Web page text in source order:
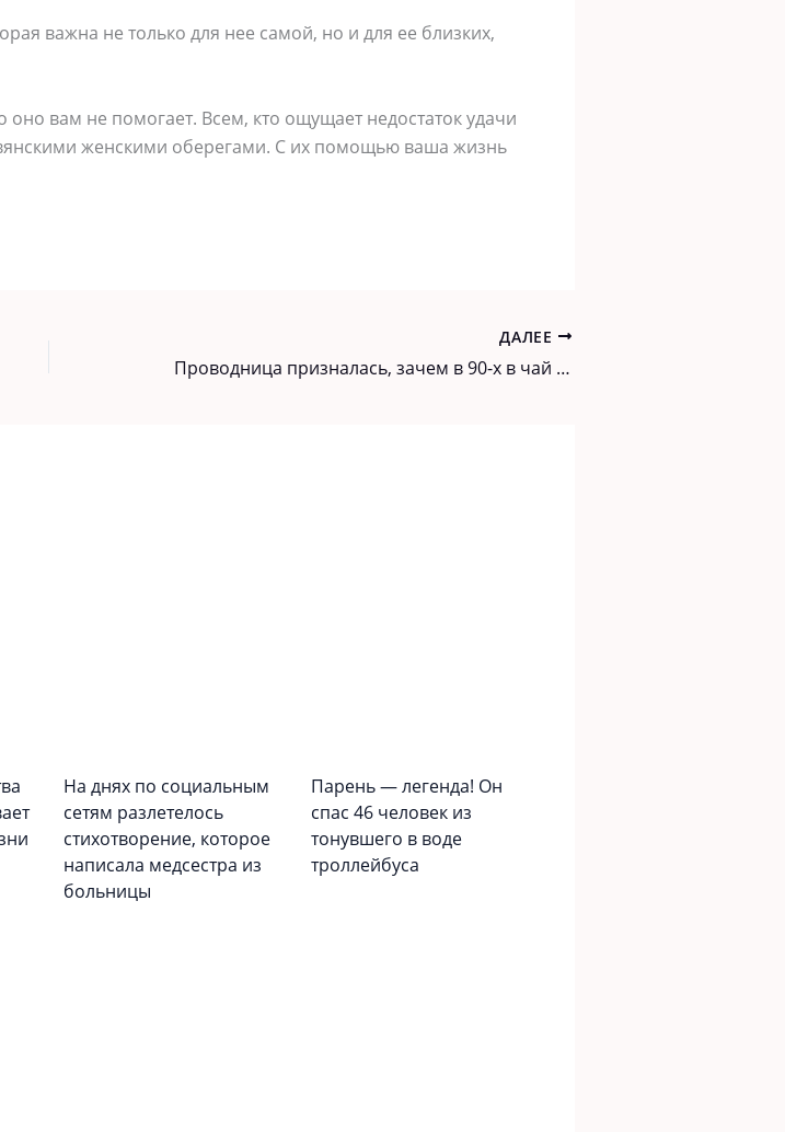
важна не только для нее самой, но и для ее близких,
оно вам не помогает. Всем, кто ощущает недостаток удачи
женскими оберегами. С их помощью ваша жизнь
ДАЛЕЕ
Проводница призналась, зачем в 90-х в чай добавляли соду.
На днях по социальным
сетям разлетелось
стихотворение, которое
написала медсестра из
больницы
Парень — легенда! Он
спас 46 человек из
тонувшего в воде
троллейбуса